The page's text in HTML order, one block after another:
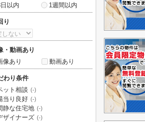
以内
1週間以内
り
・動画あり
像あり
動画あり
わり条件
ット相談 (-)
当り良好 (-)
静な住宅地 (-)
ザイナーズ (-)